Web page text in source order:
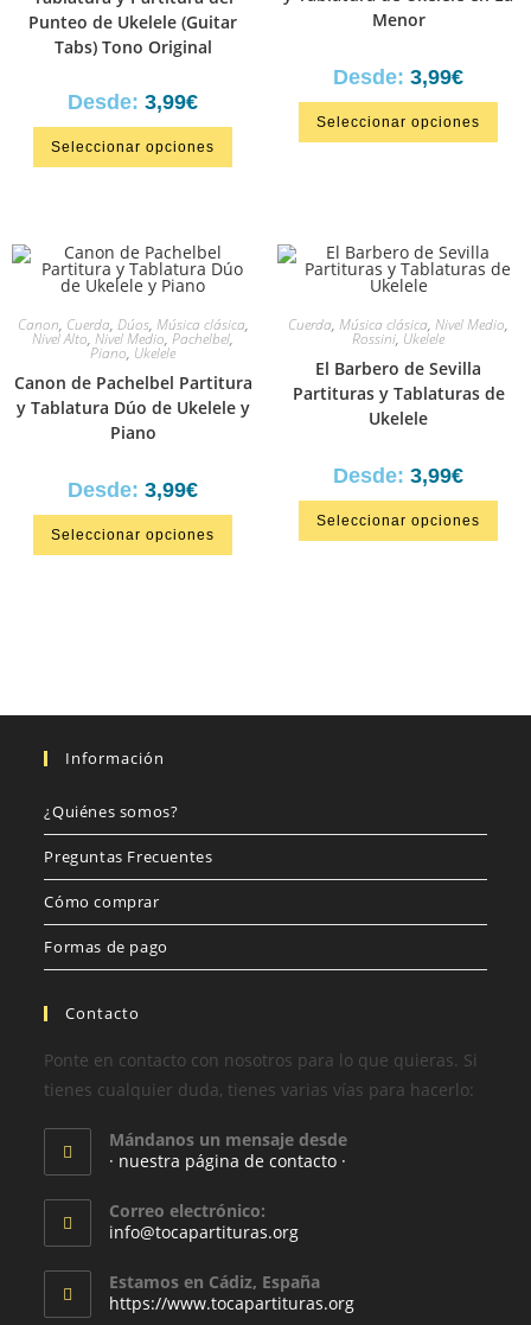
Punteo de Ukelele (Guitar
Tabs) Tono Original
Desde: 3,99€
Seleccionar opciones
Menor
Desde: 3,99€
Seleccionar opciones
Canon, Cuerda, Dúos, Música clásica,
Nivel Alto, Nivel Medio, Pachelbel,
Piano, Ukelele
Canon de Pachelbel Partitura
y Tablatura Dúo de Ukelele y
Piano
Desde: 3,99€
Seleccionar opciones
Cuerda, Música clásica, Nivel Medio,
Rossini, Ukelele
El Barbero de Sevilla
Partituras y Tablaturas de
Ukelele
Desde: 3,99€
Seleccionar opciones
Información
¿Quiénes somos?
Preguntas Frecuentes
Cómo comprar
Formas de pago
Contacto
Ponte en contacto con nosotros para lo que quieras. Si
tienes cualquier duda, tienes varias vías para hacerlo:
Mándanos un mensaje desde
· nuestra página de contacto ·
Correo electrónico:
info@tocapartituras.org
Estamos en Cádiz, España
https://www.tocapartituras.org